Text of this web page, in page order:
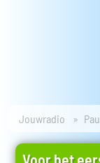
Jouwradio